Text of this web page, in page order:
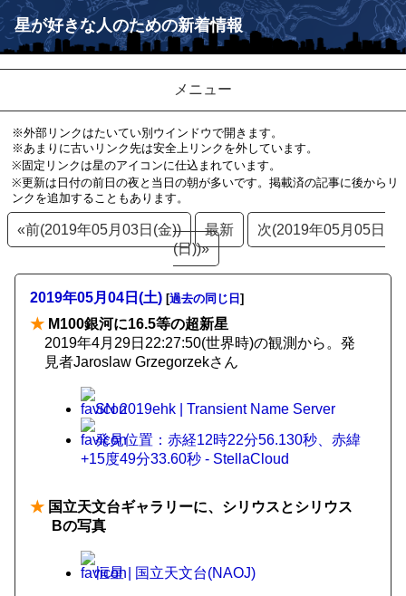
星が好きな人のための新着情報
メニュー
※外部リンクはたいてい別ウインドウで開きます。
※あまりに古いリンク先は安全上リンクを外しています。
※固定リンクは星のアイコンに仕込まれています。
※更新は日付の前日の夜と当日の朝が多いです。掲載済の記事に後からリ
ンクを追加することもあります。
«前(2019年05月03日(金)) 最新
次(2019年05月05日
(日))»
2019年05月04日(土) [過去の同じ日 ]
★ M100銀河に16.5等の超新星
2019年4月29日22:27:50(世界時)の観測から。発
見者Jaroslaw Grzegorzekさん
SN 2019ehk | Transient Name Server
発見位置：赤経12時22分56.130秒、赤緯
+15度49分33.60秒 - StellaCloud
★ 国立天文台ギャラリーに、シリウスとシリウス
Bの写真
恒星 | 国立天文台(NAOJ)